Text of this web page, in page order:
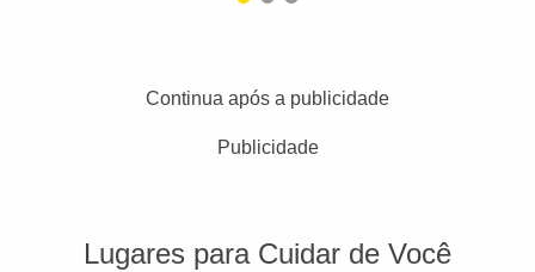
Continua após a publicidade
Publicidade
Lugares para Cuidar de Você